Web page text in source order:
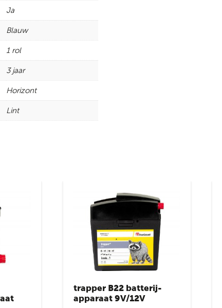
Ja
Blauw
1 rol
3 jaar
Horizont
Lint
trapper B22 batterij-
apparaat 9V/12V